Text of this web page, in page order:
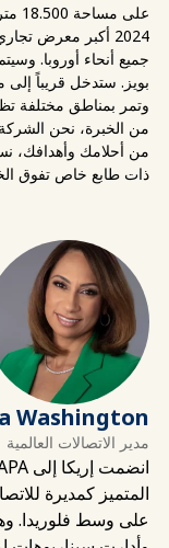
جميع أنحاء أوروبا.
بويز. ستدخل قريباً إلى
من الخبرة، نحن الشركة
من أحلامك وأهدافك،
ذات طابع خاص تفوق
Washington
مدير الاتصالات العالمية
المتميز كمديرة
على وسط فلوريدا.